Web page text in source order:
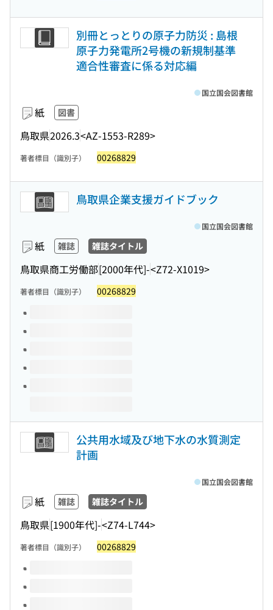
別冊とっとりの原子力防災 : 島根
原子力発電所2号機の新規制基準
適合性審査に係る対応編
紙 図書
鳥取県2026.3<AZ-1553-R289>
国立国会図書館
著者標目（識別子） 00268829
鳥取県企業支援ガイドブック
紙 雑誌 雑誌タイトル
鳥取県商工労働部[2000年代]-<Z72-X1019>
国立国会図書館
著者標目（識別子） 00268829
このタイトルの巻号
公共用水域及び地下水の水質測定
計画
紙 雑誌 雑誌タイトル
鳥取県[1900年代]-<Z74-L744>
国立国会図書館
著者標目（識別子） 00268829
このタイトルの巻号